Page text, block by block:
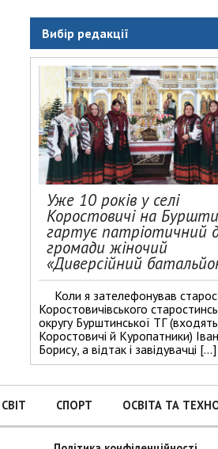
Вибір редакції
Уже 10 років у селі
Коростовичі на
гартує патріотичний
громади жіночий
«Диверсійний
Коли я зателефонував
Коростовичівського
округу Бурштинської ТГ
Коростовичі й Куропатники)
Борису, а відтак і завідувачці […]
СВІТ СПОРТ ОСВІТА ТА